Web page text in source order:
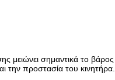
μειώνει σημαντικά το
την προστασία του κινητήρα.